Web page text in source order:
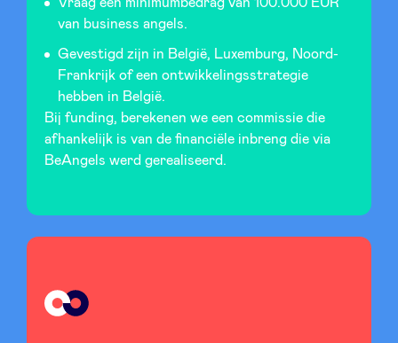
van business angels.
Gevestigd zijn in België, Luxemburg, Noord-
Frankrijk of een ontwikkelingsstrategie
hebben in België.
Bij funding, berekenen we een commissie die
afhankelijk is van de financiële inbreng die via
BeAngels werd gerealiseerd.